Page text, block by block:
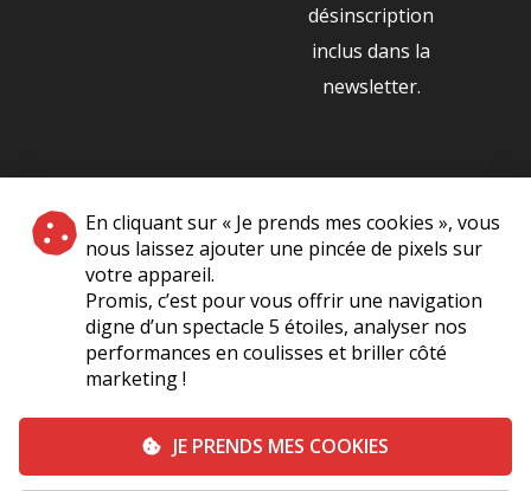
En cliquant sur « Je prends mes cookies », vous
nous laissez ajouter une pincée de pixels sur
votre appareil.
Promis, c’est pour vous offrir une navigation
digne d’un spectacle 5 étoiles, analyser nos
performances en coulisses et briller côté
marketing !
JE PRENDS MES COOKIES
désinscription
inclus dans la
newsletter.
NOS PARTENAIRES
|
Plan du site A Propos de Nous
Mentions légales Vie Privée